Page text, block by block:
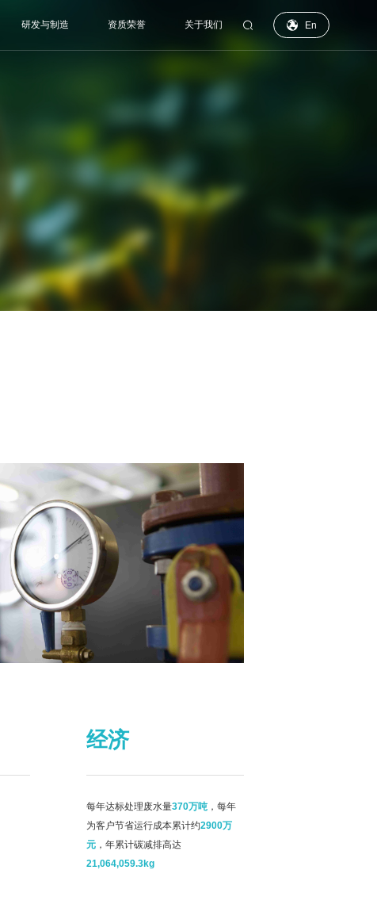
研发与制造 资质荣誉 关于我们   En
经济
每年达标处理废水量370万吨，每年
为客户节省运行成本累计约2900万
元，年累计碳减排高达
21,064,059.3kg